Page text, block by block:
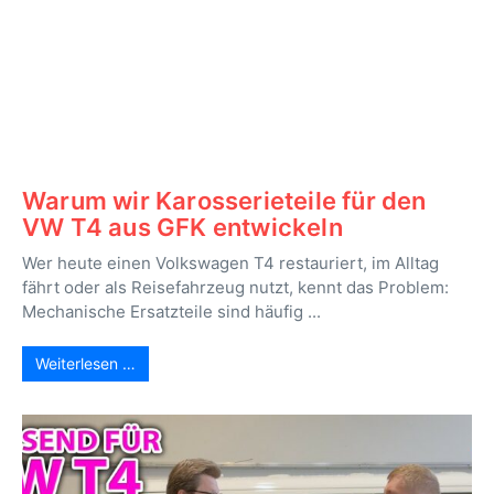
Warum wir Karosserieteile für den
VW T4 aus GFK entwickeln
Wer heute einen Volkswagen T4 restauriert, im Alltag
fährt oder als Reisefahrzeug nutzt, kennt das Problem:
Mechanische Ersatzteile sind häufig ...
Weiterlesen …